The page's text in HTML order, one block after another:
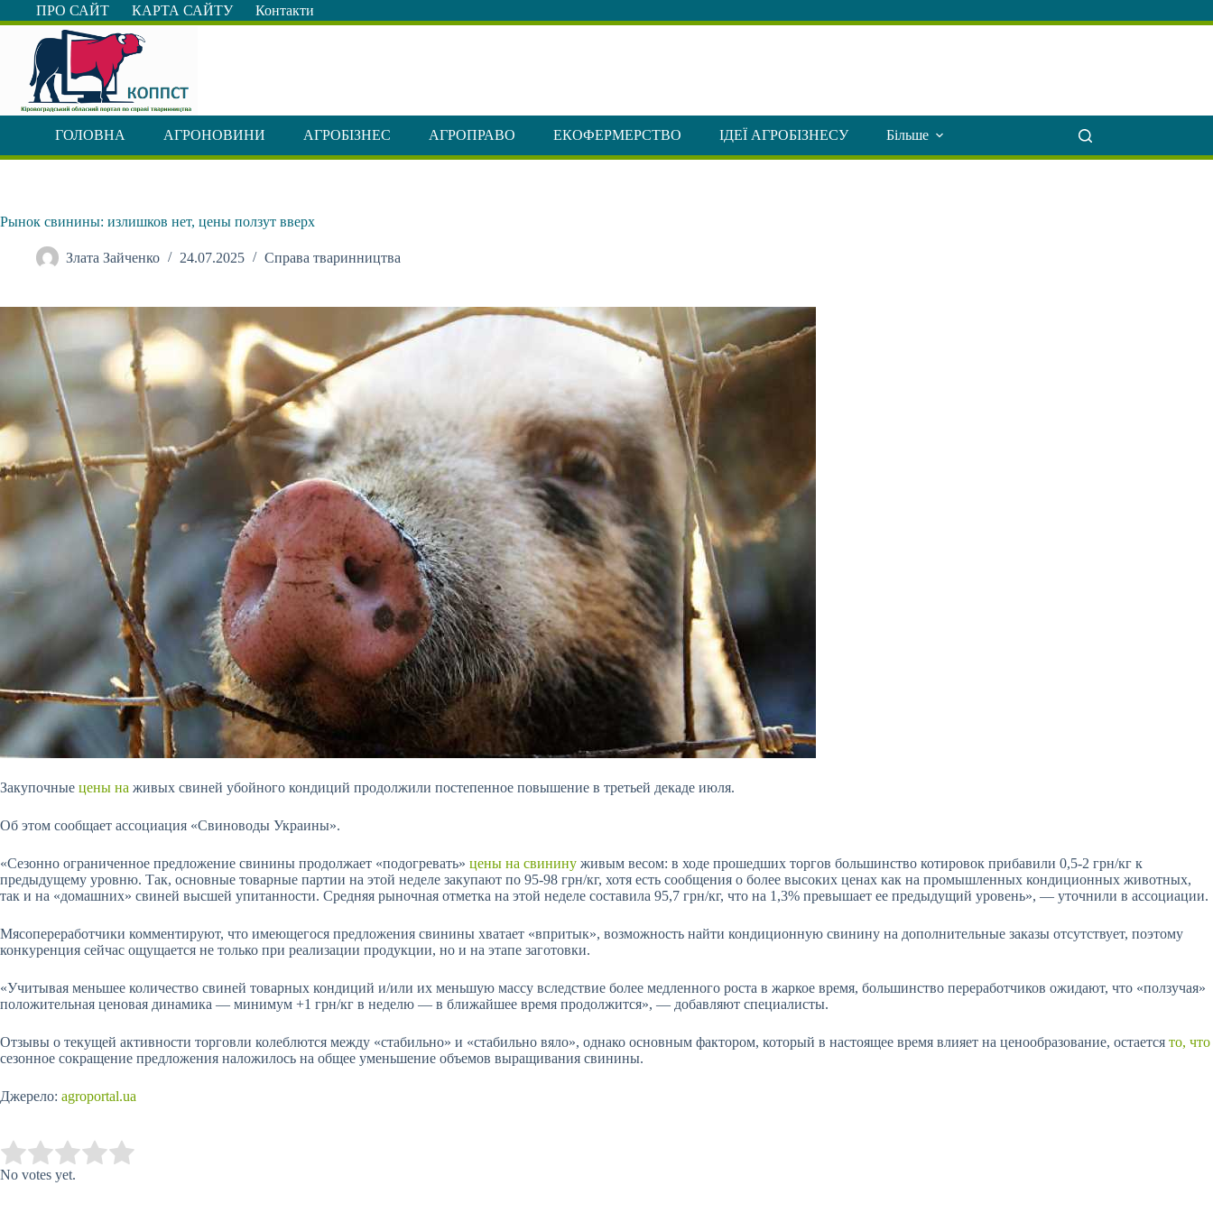
Перейти
до
ПРО САЙТ КАРТА САЙТУ Контакти
ГОЛОВНА АГРОНОВИНИ АГРОБІЗНЕС АГРОПРАВО ЕКОФЕРМЕРСТВО ІДЕЇ АГРОБІЗНЕСУ Більше
Рынок свинины: излишков нет, цены ползут вверх
Злата Зайченко 24.07.2025 Справа тваринництва
Закупочные цены на живых свиней убойного кондиций продолжили постепенное повышение в третьей декаде июля.
Об этом сообщает ассоциация «Свиноводы Украины».
«Сезонно ограниченное предложение свинины продолжает «подогревать» цены на свинину живым весом: в ходе прошедших торгов большинство котировок прибавили 0,5-2 грн/кг к
предыдущему уровню. Так, основные товарные партии на этой неделе закупают по 95-98 грн/кг, хотя есть сообщения о более высоких ценах как на промышленных кондиционных животных,
так и на «домашних» свиней высшей упитанности. Средняя рыночная отметка на этой неделе составила 95,7 грн/кг, что на 1,3% превышает ее предыдущий уровень», — уточнили в ассоциации.
Мясопереработчики комментируют, что имеющегося предложения свинины хватает «впритык», возможность найти кондиционную свинину на дополнительные заказы отсутствует, поэтому
конкуренция сейчас ощущается не только при реализации продукции, но и на этапе заготовки.
«Учитывая меньшее количество свиней товарных кондиций и/или их меньшую массу вследствие более медленного роста в жаркое время, большинство переработчиков ожидают, что «ползучая»
положительная ценовая динамика — минимум +1 грн/кг в неделю — в ближайшее время продолжится», — добавляют специалисты.
Отзывы о текущей активности торговли колеблются между «стабильно» и «стабильно вяло», однако основным фактором, который в настоящее время влияет на ценообразование, остается то, что
сезонное сокращение предложения наложилось на общее уменьшение объемов выращивания свинины.
Джерело: agroportal.ua
Rate this item:
No votes yet.